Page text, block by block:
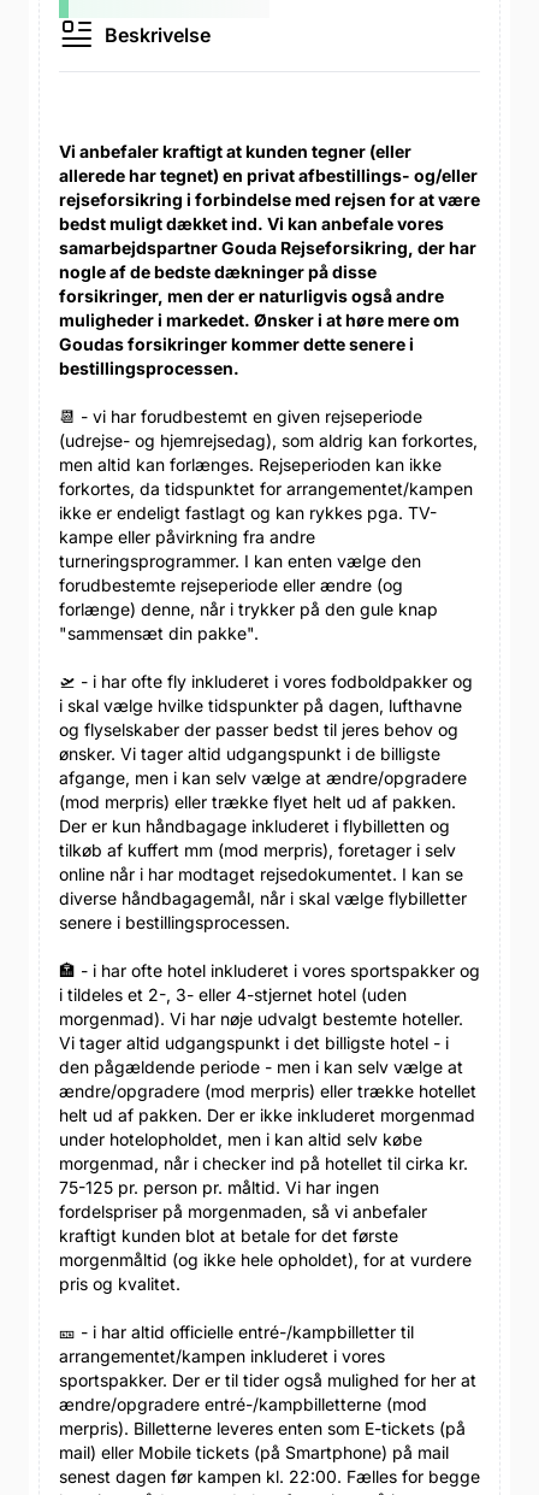
Beskrivelse
Vi anbefaler kraftigt at kunden tegner (eller
allerede har tegnet) en privat afbestillings- og/eller
rejseforsikring i forbindelse med rejsen for at være
bedst muligt dækket ind. Vi kan anbefale vores
samarbejdspartner Gouda Rejseforsikring, der har
nogle af de bedste dækninger på disse
forsikringer, men der er naturligvis også andre
muligheder i markedet. Ønsker i at høre mere om
Goudas forsikringer kommer dette senere i
bestillingsprocessen.
📆 - vi har forudbestemt en given rejseperiode
(udrejse- og hjemrejsedag), som aldrig kan forkortes,
men altid kan forlænges. Rejseperioden kan ikke
forkortes, da tidspunktet for arrangementet/kampen
ikke er endeligt fastlagt og kan rykkes pga. TV-
kampe eller påvirkning fra andre
turneringsprogrammer. I kan enten vælge den
forudbestemte rejseperiode eller ændre (og
forlænge) denne, når i trykker på den gule knap
"sammensæt din pakke".
🛫 - i har ofte fly inkluderet i vores fodboldpakker og
i skal vælge hvilke tidspunkter på dagen, lufthavne
og flyselskaber der passer bedst til jeres behov og
ønsker. Vi tager altid udgangspunkt i de billigste
afgange, men i kan selv vælge at ændre/opgradere
(mod merpris) eller trække flyet helt ud af pakken.
Der er kun håndbagage inkluderet i flybilletten og
tilkøb af kuffert mm (mod merpris), foretager i selv
online når i har modtaget rejsedokumentet. I kan se
diverse håndbagagemål, når i skal vælge flybilletter
senere i bestillingsprocessen.
🏣 - i har ofte hotel inkluderet i vores sportspakker og
i tildeles et 2-, 3- eller 4-stjernet hotel (uden
morgenmad). Vi har nøje udvalgt bestemte hoteller.
Vi tager altid udgangspunkt i det billigste hotel - i
den pågældende periode - men i kan selv vælge at
ændre/opgradere (mod merpris) eller trække hotellet
helt ud af pakken. Der er ikke inkluderet morgenmad
under hotelopholdet, men i kan altid selv købe
morgenmad, når i checker ind på hotellet til cirka kr.
75-125 pr. person pr. måltid. Vi har ingen
fordelspriser på morgenmaden, så vi anbefaler
kraftigt kunden blot at betale for det første
morgenmåltid (og ikke hele opholdet), for at vurdere
pris og kvalitet.
🎫 - i har altid officielle entré-/kampbilletter til
arrangementet/kampen inkluderet i vores
sportspakker. Der er til tider også mulighed for her at
ændre/opgradere entré-/kampbilletterne (mod
merpris). Billetterne leveres enten som E-tickets (på
mail) eller Mobile tickets (på Smartphone) på mail
senest dagen før kampen kl. 22:00. Fælles for begge